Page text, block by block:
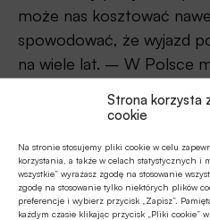
Strona korzysta
cookie
Na stronie stosujemy pliki cookie w celu
korzystania, a także w celach statystycznych i
wszystkie” wyrażasz zgodę na stosowanie
zgodę na stosowanie tylko niektórych plików
preferencje i wybierz przycisk „Zapisz”.
każdym czasie klikając przycisk „Pliki cookie”
może nas kosztować
spowodować, że wyjazd
na wiele lat. – W Polsce
Funduszu Zdrowia, jednak
przyprawić o zawrót
Francji za leczenie
się od 100 euro i potrafią